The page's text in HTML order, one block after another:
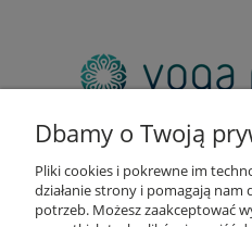
+48 790
Dbamy o Twoją
Pliki cookies i pokrewne im
działanie strony i pomagają
potrzeb. Możesz zaakceptować